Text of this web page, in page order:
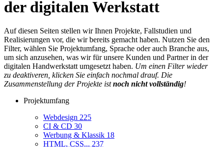
der digitalen Werkstatt
Auf diesen Seiten stellen wir Ihnen Projekte, Fallstudien und
Realisierungen vor, die wir bereits gemacht haben. Nutzen Sie den
Filter, wählen Sie Projektumfang, Sprache oder auch Branche aus,
um sich anzusehen, was wir für unsere Kunden und Partner in der
digitalen Handwerkstatt umgesetzt haben. Um einen Filter wieder
zu deaktiveren, klicken Sie einfach nochmal drauf. Die
Zusammenstellung der Projekte istnoch nicht vollständig!
Projektumfang
Webdesign 225
CI & CD 30
Werbung & Klassik 18
HTML, CSS... 237